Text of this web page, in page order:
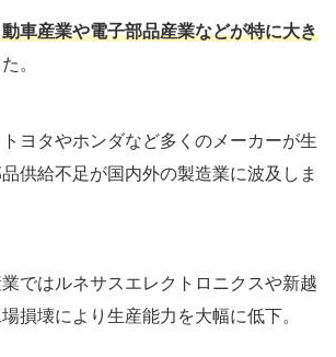
車産業や電子部品産業などが特に大き
。
ヨタやホンダなど多くのメーカーが生
供給不足が国内外の製造業に波及しま
ではルネサスエレクトロニクスや新越
損壊により生産能力を大幅に低下。